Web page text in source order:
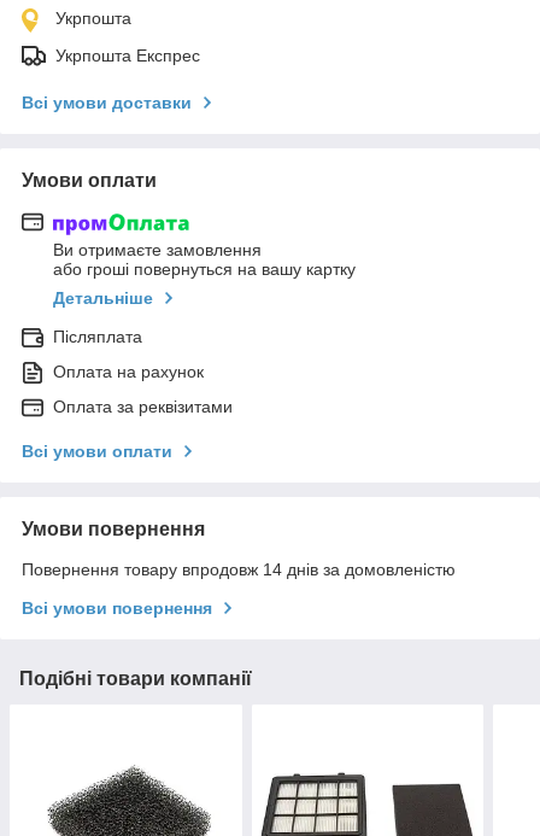
Укрпошта
Укрпошта Експрес
Всі умови доставки
Умови оплати
Ви отримаєте замовлення
або гроші повернуться на вашу картку
Детальніше
Післяплата
Оплата на рахунок
Оплата за реквізитами
Всі умови оплати
Умови повернення
Повернення товару впродовж 14 днів за домовленістю
Всі умови повернення
Подібні товари компанії